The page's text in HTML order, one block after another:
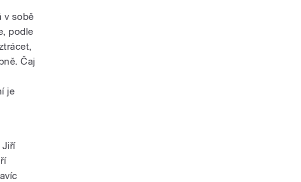
v sobě
podle
Čaj
je
Jiří